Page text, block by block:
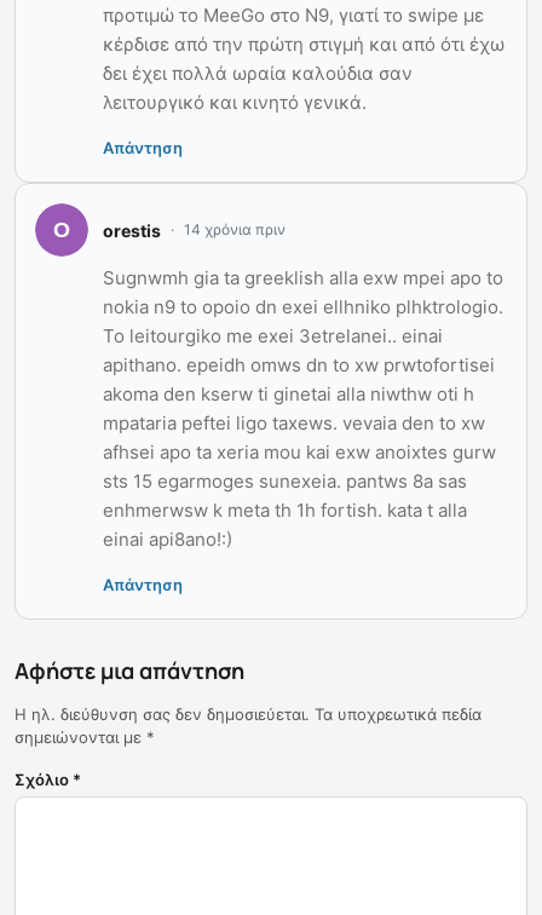
προτιμώ το MeeGo στο Ν9, γιατί το swipe με
κέρδισε από την πρώτη στιγμή και από ότι έχω
δει έχει πολλά ωραία καλούδια σαν
λειτουργικό και κινητό γενικά.
Απάντηση
orestis 14 χρόνια πριν
Sugnwmh gia ta greeklish alla exw mpei apo to
nokia n9 to opoio dn exei ellhniko plhktrologio.
To leitourgiko me exei 3etrelanei.. einai
apithano. epeidh omws dn to xw prwtofortisei
akoma den kserw ti ginetai alla niwthw oti h
mpataria peftei ligo taxews. vevaia den to xw
afhsei apo ta xeria mou kai exw anoixtes gurw
sts 15 egarmoges sunexeia. pantws 8a sas
enhmerwsw k meta th 1h fortish. kata t alla
einai api8ano!:)
Απάντηση
Αφήστε μια απάντηση
Η ηλ. διεύθυνση σας δεν δημοσιεύεται. Τα υποχρεωτικά πεδία
σημειώνονται με *
Σχόλιο *